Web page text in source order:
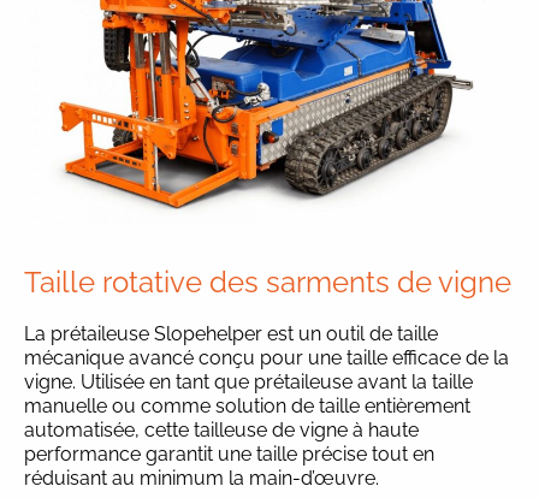
Taille rotative des sarments de vigne
La prétaileuse Slopehelper est un outil de taille
mécanique avancé conçu pour une taille efficace de la
vigne. Utilisée en tant que prétaileuse avant la taille
manuelle ou comme solution de taille entièrement
automatisée, cette tailleuse de vigne à haute
performance garantit une taille précise tout en
réduisant au minimum la main-d’œuvre.